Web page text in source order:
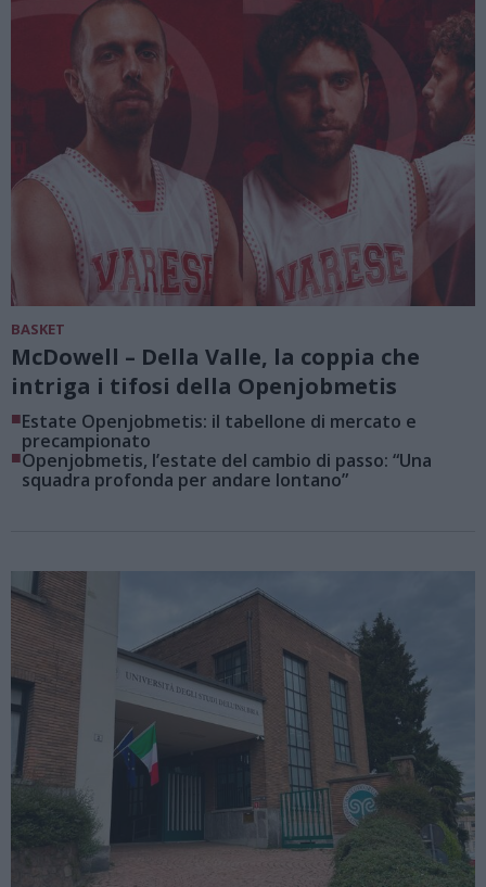
BASKET
McDowell – Della Valle, la coppia che
intriga i tifosi della Openjobmetis
■Estate Openjobmetis: il tabellone di mercato e
precampionato
■Openjobmetis, l’estate del cambio di passo: “Una
squadra profonda per andare lontano”